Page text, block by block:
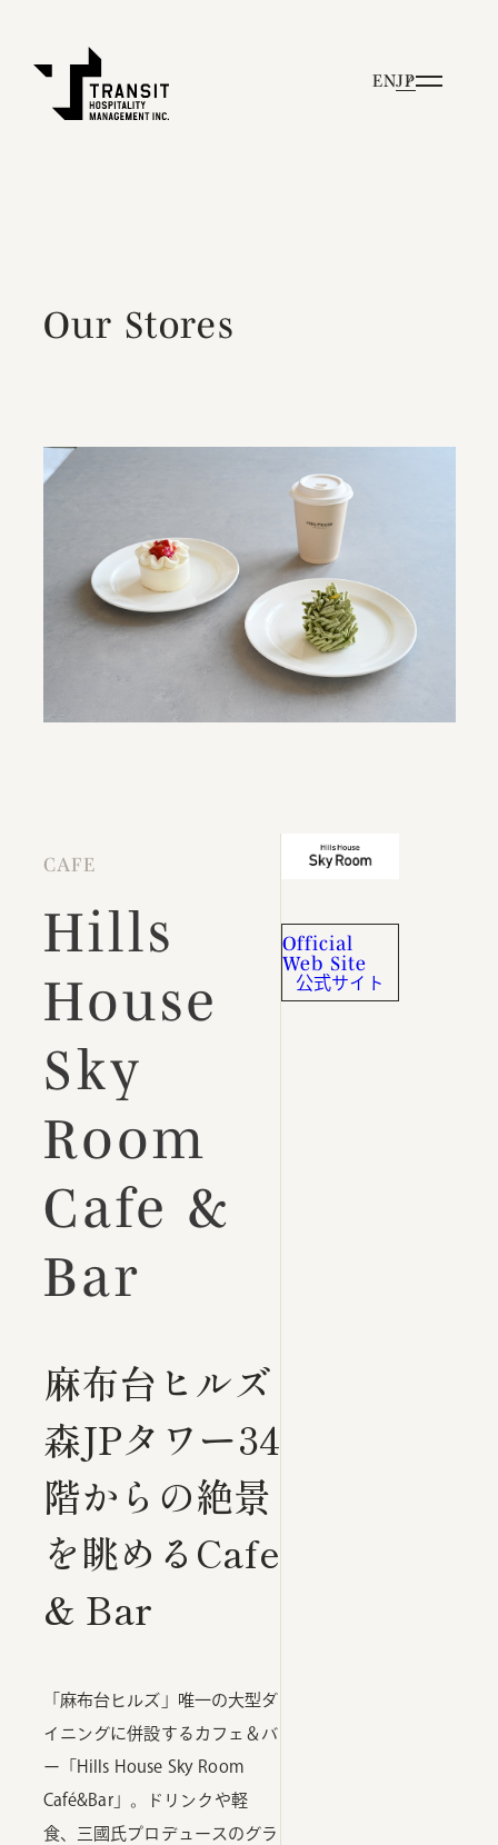
ENJP
Our Stores
CAFE
Hills
House
Sky
Room
Cafe &
Bar
麻布台ヒルズ
森JPタワー34
階からの絶景
を眺めるCafe
& Bar
「麻布台ヒルズ」唯一の大型ダ
イニングに併設するカフェ＆バ
ー「Hills House Sky Room
Café&Bar」。ドリンクや軽
食、三國氏プロデュースのグラ
Official
Web Site
公式サイト